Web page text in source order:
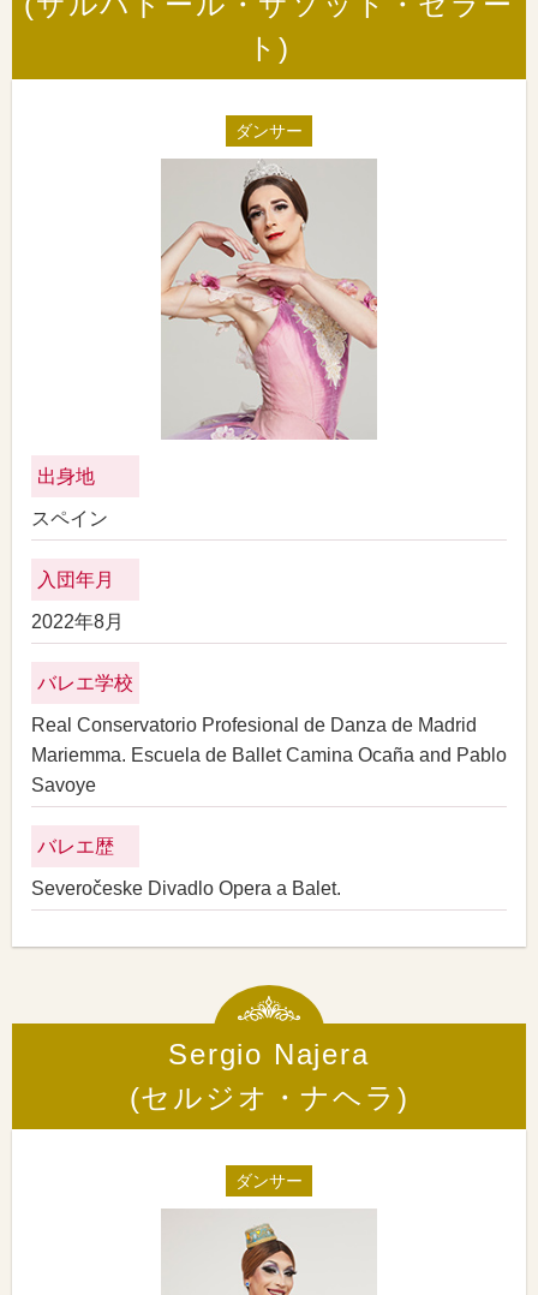
ト)
ダンサー
出身地
スペイン
入団年月
2022年8月
バレエ学校
Real Conservatorio Profesional de Danza de Madrid
Mariemma. Escuela de Ballet Camina Ocaña and Pablo
Savoye
バレエ歴
Severočeske Divadlo Opera a Balet.
Sergio Najera
(セルジオ・ナヘラ)
ダンサー